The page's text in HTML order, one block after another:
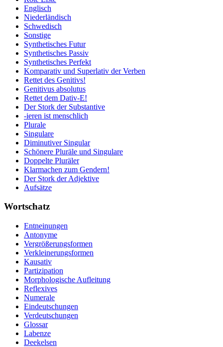
Englisch
Niederländisch
Schwedisch
Sonstige
Synthetisches Futur
Synthetisches Passiv
Synthetisches Perfekt
Komparativ und Superlativ der Verben
Rettet des Genitivs!
Genitivus absolutus
Rettet dem Dativ-E!
Der Stork der Substantive
-ieren ist menschlich
Plurale
Singulare
Diminutiver Singular
Schönere Pluräle und Singulare
Doppelte Pluräler
Klarmachen zum Gendern!
Der Stork der Adjektive
Aufsätze
Wortschatz
Entneinungen
Antonyme
Vergrößerungsformen
Verkleinerungsformen
Kausativ
Partizipation
Morphologische Aufleitung
Reflexives
Numerale
Eindeutschungen
Verdeutschungen
Glossar
Labenze
Deekelsen